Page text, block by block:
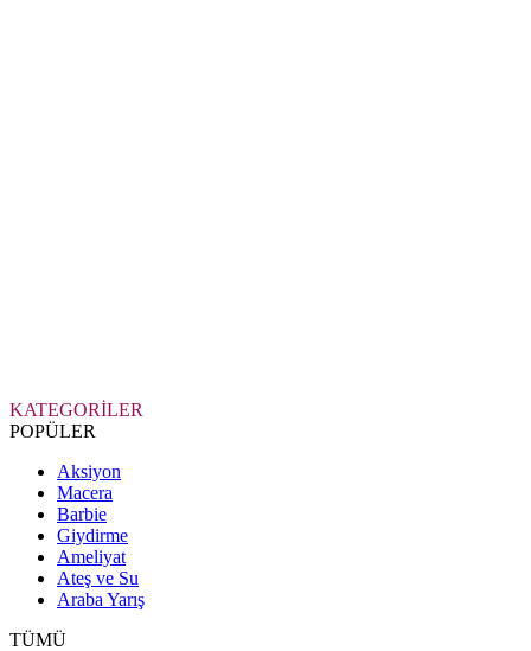
KATEGORİLER
POPÜLER
Aksiyon
Macera
Barbie
Giydirme
Ameliyat
Ateş ve Su
Araba Yarış
TÜMÜ